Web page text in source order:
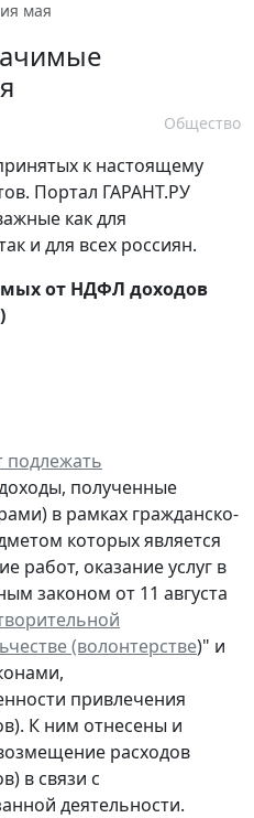
мая
Общество
к настоящему
Портал ГАРАНТ.РУ
как для
и для всех россиян.
от НДФЛ доходов
подлежать
полученные
в рамках гражданско-
которых является
работ, оказание услуг в
законом от 11 августа
(волонтерстве)" и
привлечения
К ним отнесены и
расходов
в связи с
деятельности.